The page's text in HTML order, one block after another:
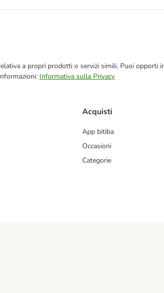
a propri prodotti o servizi simili. Puoi opporti
Informativa sulla Privacy
Acquisti
App bitiba
Occasioni
Categorie